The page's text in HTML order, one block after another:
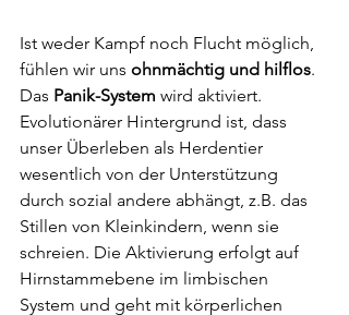
Ist weder Kampf noch Flucht möglich,
fühlen wir uns ohnmächtig und hilflos.
Das Panik-System wird aktiviert.
Evolutionärer Hintergrund ist, dass
unser Überleben als Herdentier
wesentlich von der Unterstützung
durch sozial andere abhängt, z.B. das
Stillen von Kleinkindern, wenn sie
schreien. Die Aktivierung erfolgt auf
Hirnstammebene im limbischen
System und geht mit körperlichen